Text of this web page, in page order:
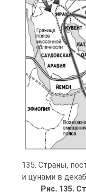
135. Страны,
и цунами в
Рис. 135.